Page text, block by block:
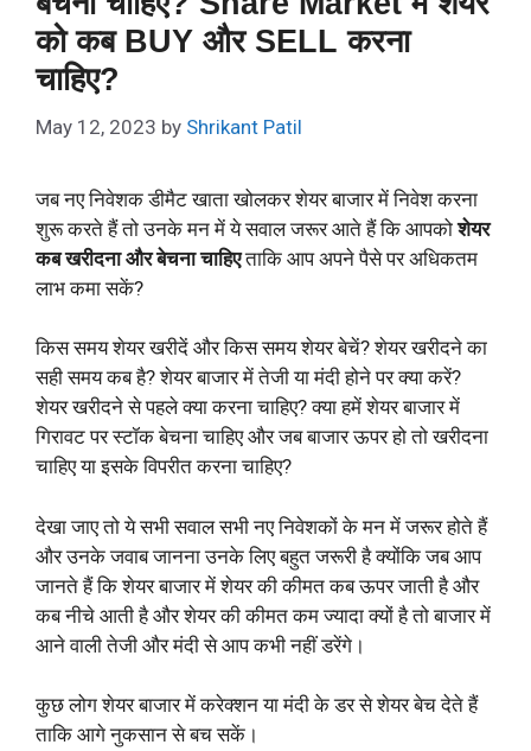
को कब BUY और SELL करना
चाहिए?
May 12, 2023 by Shrikant Patil
जब नए निवेशक डीमैट खाता खोलकर शेयर बाजार में निवेश करना
शुरू करते हैं तो उनके मन में ये सवाल जरूर आते हैं कि आपकोशेयर
कब खरीदना और बेचना चाहिएताकि आप अपने पैसे पर अधिकतम
लाभ कमा सकें?
किस समय शेयर खरीदें और किस समय शेयर बेचें? शेयर खरीदने का
सही समय कब है? शेयर बाजार में तेजी या मंदी होने पर क्या करें?
शेयर खरीदने से पहले क्या करना चाहिए? क्या हमें शेयर बाजार में
गिरावट पर स्टॉक बेचना चाहिए और जब बाजार ऊपर हो तो खरीदना
चाहिए या इसके विपरीत करना चाहिए?
देखा जाए तो ये सभी सवाल सभी नए निवेशकों के मन में जरूर होते हैं
और उनके जवाब जानना उनके लिए बहुत जरूरी है क्योंकि जब आप
जानते हैं कि शेयर बाजार में शेयर की कीमत कब ऊपर जाती है और
कब नीचे आती है और शेयर की कीमत कम ज्यादा क्यों है तो बाजार में
आने वाली तेजी और मंदी से आप कभी नहीं डरेंगे।
कुछ लोग शेयर बाजार में करेक्शन या मंदी के डर से शेयर बेच देते हैं
ताकि आगे नुकसान से बच सकें।